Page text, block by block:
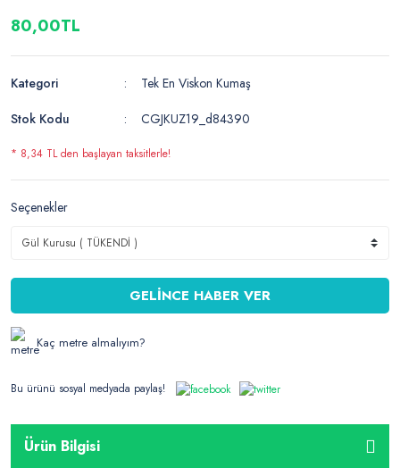
80,00TL
Kategori
Tek En Viskon Kumaş
Stok Kodu
CGJKUZ19_d84390
* 8,34 TL den başlayan taksitlerle!
Seçenekler
GELİNCE HABER VER
Kaç metre almalıyım?
Bu ürünü sosyal medyada paylaş!
Ürün Bilgisi